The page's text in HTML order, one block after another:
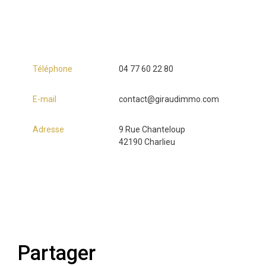
Téléphone 04 77 60 22 80
E-mail contact@giraudimmo.com
Adresse
9 Rue Chanteloup
42190 Charlieu
partager